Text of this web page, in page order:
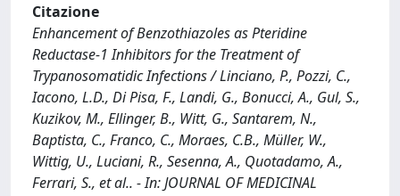
Citazione
Enhancement of Benzothiazoles as Pteridine
Reductase-1 Inhibitors for the Treatment of
Trypanosomatidic Infections / Linciano, P., Pozzi, C.,
Iacono, L.D., Di Pisa, F., Landi, G., Bonucci, A., Gul, S.,
Kuzikov, M., Ellinger, B., Witt, G., Santarem, N.,
Baptista, C., Franco, C., Moraes, C.B., Müller, W.,
Wittig, U., Luciani, R., Sesenna, A., Quotadamo, A.,
Ferrari, S., et al.. - In: JOURNAL OF MEDICINAL